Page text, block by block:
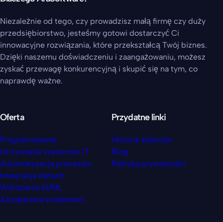
Niezależnie od tego, czy prowadzisz małą firmę czy duży
przedsiębiorstwo, jesteśmy gotowi dostarczyć Ci
innowacyjne rozwiązania, które przekształcą Twój biznes.
Dzięki naszemu doświadczeniu i zaangażowaniu, możesz
zyskać przewagę konkurencyjną i skupić się na tym, co
naprawdę ważne.
Oferta
Programowanie
Utrzymanie systemów IT
Automatyzacja procesów
Integracja danych
Wdrożenia AI/ML
Zarządzanie projektami
Przydatne linki
Historie klientów
Blog
Polityka prywatności